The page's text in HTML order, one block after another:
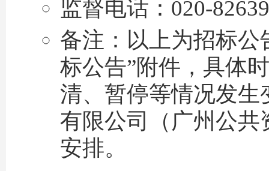
监督电话：020-
备注：以上为招标公
标公告”附件，具体
清、暂停等情况发
有限公司（广州公
安排。